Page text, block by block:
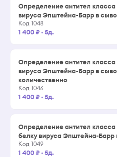
Определение антител
вируса Эпштейна-Барр в
Код 1048
1 400 ₽· 5д.
Определение антител
вируса Эпштейна-Барр в
количественно
Код 1046
1 400 ₽· 5д.
Определение антител
белку вируса Эпштейна-Барр
Код 1049
1 400 ₽· 5д.